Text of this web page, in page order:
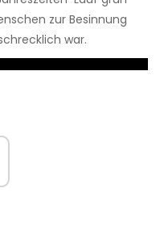
zur Besinnung
war.